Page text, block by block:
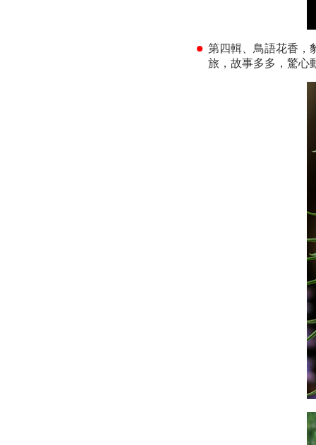
第四輯、鳥語花香，
旅，故事多多，驚心